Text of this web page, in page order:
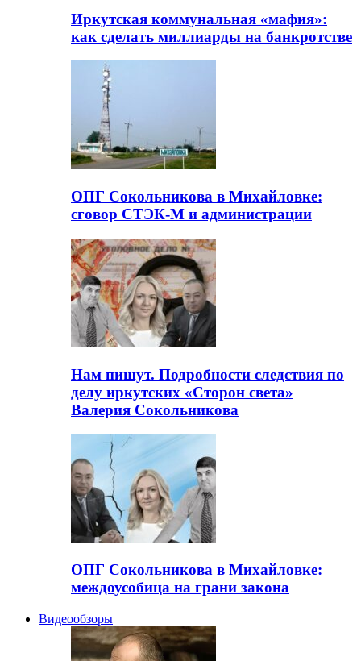
Иркутская коммунальная «мафия»:
как сделать миллиарды на банкротстве
ОПГ Сокольникова в Михайловке:
сговор СТЭК-М и администрации
Нам пишут. Подробности следствия по
делу иркутских «Сторон света»
Валерия Сокольникова
ОПГ Сокольникова в Михайловке:
междоусобица на грани закона
Видеообзоры